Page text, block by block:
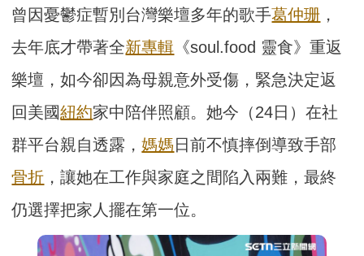
曾因憂鬱症暫別台灣樂壇多年的歌手葛仲珊 ，
去年底才帶著全新專輯 《soul.food 靈食》重返
樂壇，如今卻因為母親意外受傷，緊急決定返
回美國紐約家中陪伴照顧。她今（24日）在社
群平台親自透露，媽媽 日前不慎摔倒導致手部
骨折 ，讓她在工作與家庭之間陷入兩難，最終
仍選擇把家人擺在第一位。